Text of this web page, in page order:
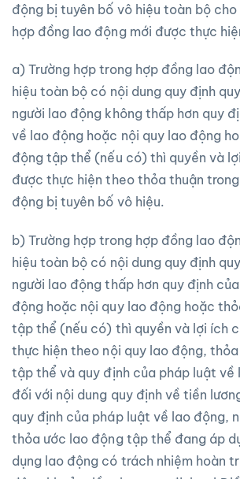
động bị tuyên bố vô hiệu toàn bộ
hợp đồng lao động mới được thực
a) Trường hợp trong hợp đồng lao
hiệu toàn bộ có nội dung quy định
người lao động không thấp hơn quy
về lao động hoặc nội quy lao động
động tập thể (nếu có) thì quyền và
được thực hiện theo thỏa thuận
động bị tuyên bố vô hiệu.
b) Trường hợp trong hợp đồng lao
hiệu toàn bộ có nội dung quy định
người lao động thấp hơn quy định
động hoặc nội quy lao động hoặc
tập thể (nếu có) thì quyền và lợi ích
thực hiện theo nội quy lao động,
tập thể và quy định của pháp luật về
đối với nội dung quy định về tiền
quy định của pháp luật về lao động,
thỏa ước lao động tập thể đang áp
dụng lao động có trách nhiệm hoàn